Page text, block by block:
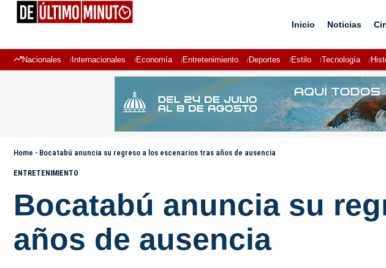
Inicio Noticias
Nacionales Internacionales Economía Entretenimiento Deportes Estilo Tecnología
Home - Bocatabú anuncia su regreso a los escenarios tras años de ausencia
ENTRETENIMIENTO
Bocatabú anuncia su
años de ausencia